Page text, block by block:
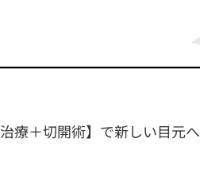
治療＋切開術】で新しい目元へ